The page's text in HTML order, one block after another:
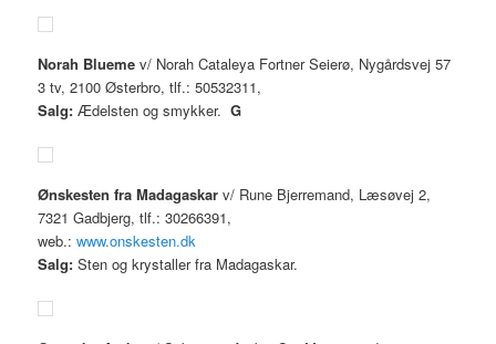
Norah Bluemev/ Norah Cataleya Fortner Seierø, Nygårdsvej 57
3 tv, 2100 Østerbro, tlf.: 50532311,
Salg: Ædelsten og smykker.G
Ønskesten fra Madagaskarv/ Rune Bjerremand, Læsøvej 2,
7321 Gadbjerg, tlf.: 30266391,
web.:www.onskesten.dk
Salg: Sten og krystaller fra Madagaskar.